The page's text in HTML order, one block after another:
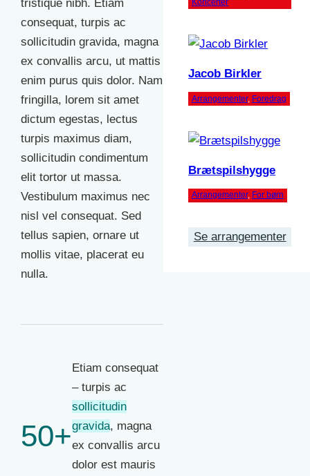
tristique nibh. Etiam
consequat, turpis ac
sollicitudin gravida, magna
ex convallis arcu, ut mattis
enim purus quis dolor. Nam
fringilla, lorem sit amet
dictum egestas, lectus
turpis maximus diam,
sollicitudin condimentum
elit tortor ut massa.
Vestibulum maximus nec
nisl vel consequat. Sed
tellus sapien, ornare ut
mollis vitae, placerat eu
nulla.
50+
Etiam consequat
– turpis ac
sollicitudin
gravida, magna
ex convallis arcu
dolor est mauris
Koncerter
Jacob Birkler
Arrangementer, Foredrag
Brætspilshygge
Arrangementer, For børn
Se arrangementer